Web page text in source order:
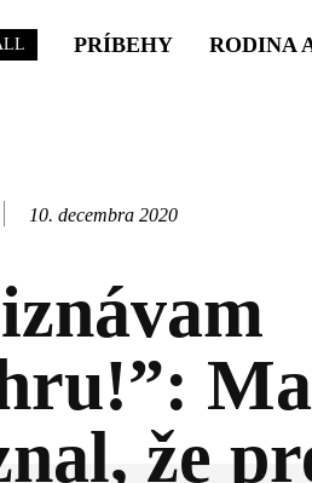
PRÍBEHY RODINA
10. decembra 2020
že